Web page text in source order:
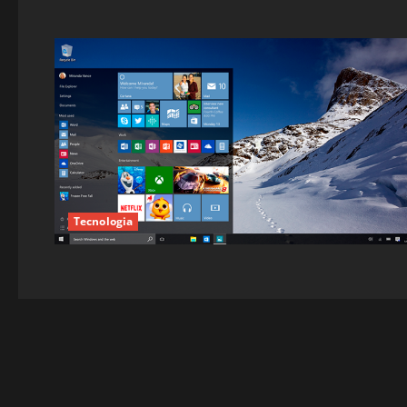
Tecnologia